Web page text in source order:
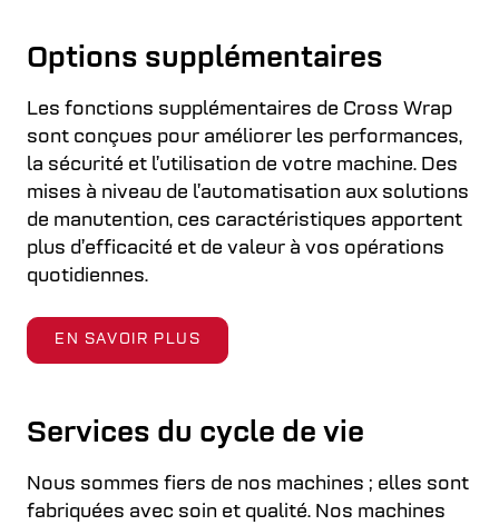
Options supplémentaires
Les fonctions supplémentaires de Cross Wrap
sont conçues pour améliorer les performances,
la sécurité et l’utilisation de votre machine. Des
mises à niveau de l’automatisation aux solutions
de manutention, ces caractéristiques apportent
plus d’efficacité et de valeur à vos opérations
quotidiennes.
EN SAVOIR PLUS
Services du cycle de vie
Nous sommes fiers de nos machines ; elles sont
fabriquées avec soin et qualité. Nos machines